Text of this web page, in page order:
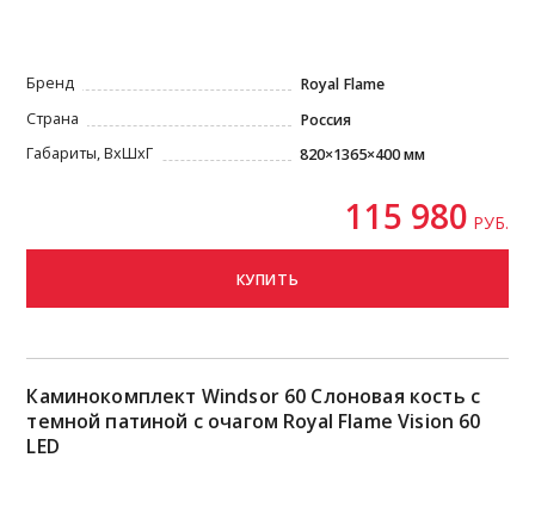
Бренд
Royal Flame
Страна
Россия
Габариты, ВxШxГ
820×1365×400 мм
115 980 РУБ.
КУПИТЬ
Каминокомплект Windsor 60 Слоновая кость с
темной патиной с очагом Royal Flame Vision 60
LED